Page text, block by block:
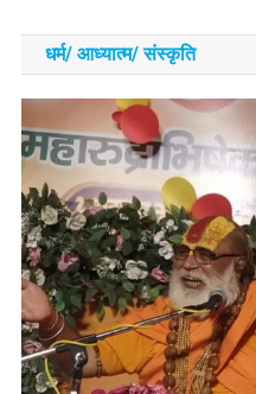
धर्म/ आध्‍यात्‍म/ संस्‍कृति